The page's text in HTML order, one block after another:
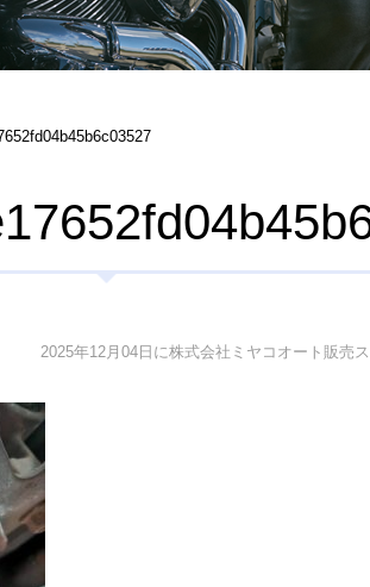
2025年12月04日に株式会社ミヤコオート販売